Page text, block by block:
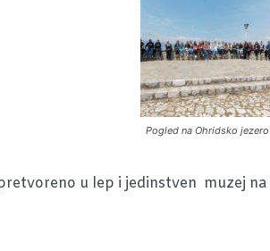
Pogled na Ohridsko jezero
u lep i jedinstven muzej na